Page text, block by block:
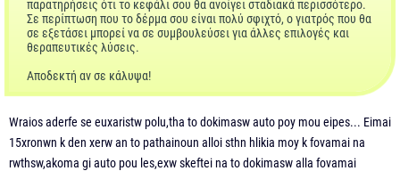
παρατηρήσεις ότι το κεφάλι σου θα ανοίγει σταδιακά περισσότερο.
Σε περίπτωση που το δέρμα σου είναι πολύ σφιχτό, ο γιατρός που θα
σε εξετάσει μπορεί να σε συμβουλεύσει για άλλες επιλογές και
θεραπευτικές λύσεις.
Αποδεκτή αν σε κάλυψα!
Wraios aderfe se euxaristw polu,tha to dokimasw auto poy mou eipes... Eimai
15xronwn k den xerw an to pathainoun alloi sthn hlikia moy k fovamai na
rwthsw,akoma gi auto pou les,exw skeftei na to dokimasw alla fovamai